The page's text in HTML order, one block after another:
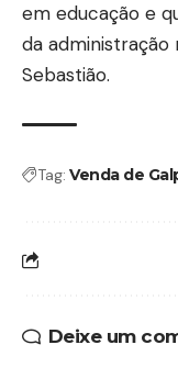
em educação e
da
Sebastião.
Tag: Venda de
Deixe um